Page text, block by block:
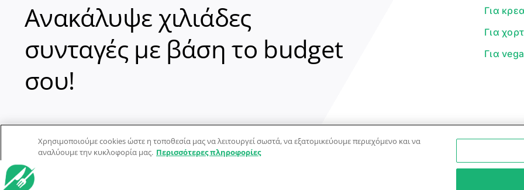
Ανακάλυψε χιλιάδες
συνταγές με βάση το budget
σου!
Για
Για
Για
© Dorpon • Μηχανή αναζήτησης για …καλοφαγάδες!
Χρησιμοποιούμε cookies ώστε η τοποθεσία μας να λειτουργεί σωστά, να εξατομικεύουμε περιεχόμενο και να
αναλύουμε την κυκλοφορία μας. Περισσότερες πληροφορίες